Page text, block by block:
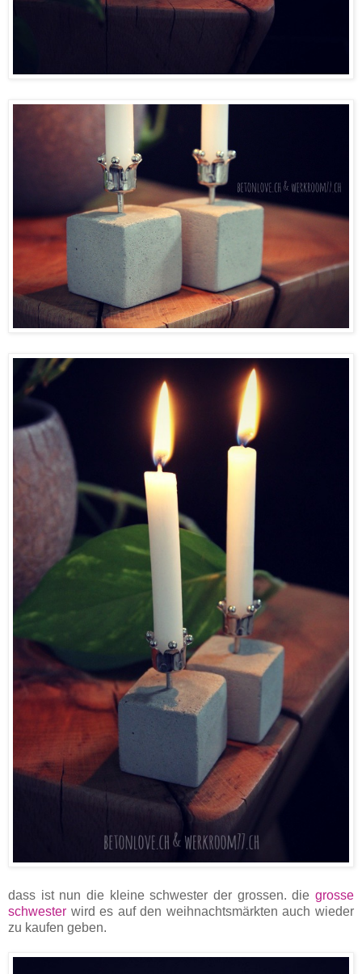
dass ist nun die kleine schwester der grossen. die grosse
schwester wird es auf den weihnachtsmärkten auch wieder
zu kaufen geben.